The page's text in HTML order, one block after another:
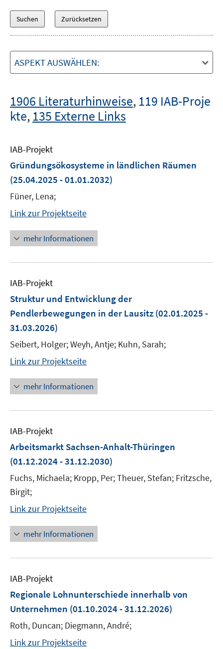
ASPEKT AUSWÄHLEN:
1906 Literaturhinweise, 119 IAB-Proje
kte, 135 Externe Links
IAB-Projekt
Gründungsökosysteme in ländlichen Räumen
(25.04.2025 - 01.01.2032)
Füner, Lena;
Link zur Projektseite
mehr Informationen
IAB-Projekt
Struktur und Entwicklung der
Pendlerbewegungen in der Lausitz (02.01.2025 -
31.03.2026)
Seibert, Holger; Weyh, Antje; Kuhn, Sarah;
Link zur Projektseite
mehr Informationen
IAB-Projekt
Arbeitsmarkt Sachsen-Anhalt-Thüringen
(01.12.2024 - 31.12.2030)
Fuchs, Michaela; Kropp, Per; Theuer, Stefan; Fritzsche,
Birgit;
Link zur Projektseite
mehr Informationen
IAB-Projekt
Regionale Lohnunterschiede innerhalb von
Unternehmen (01.10.2024 - 31.12.2026)
Roth, Duncan; Diegmann, André;
Link zur Projektseite